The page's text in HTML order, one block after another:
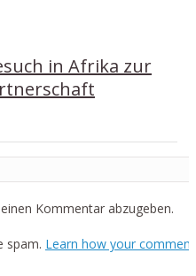
in Afrika zur
Kommentar abzugeben.
spam. Learn how your comment